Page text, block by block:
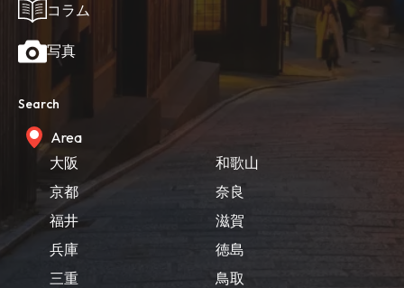
コラム
写真
Search
Area
大阪
京都
福井
兵庫
三重
和歌山
奈良
滋賀
徳島
鳥取